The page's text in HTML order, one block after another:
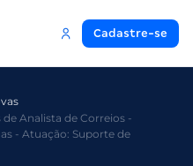
Cadastre-se
Analista de Correios -
- Atuação: Suporte de